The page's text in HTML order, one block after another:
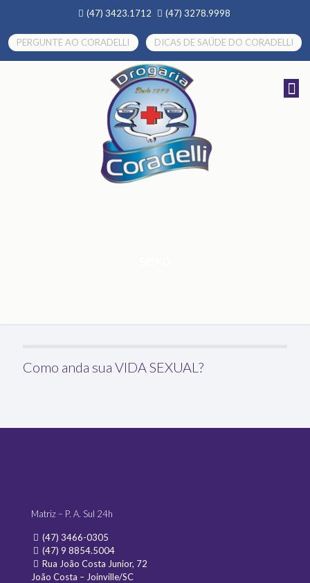
(47) 3423.1712 (47) 3278.9998
PERGUNTE AO CORADELLI DICAS DE SAÚDE DO CORADELLI
Como anda sua VIDA SEXUAL?
Matriz – P. A. Sul 24h
(47) 3466-0305
(47) 9 8854.5004
Rua João Costa Junior, 72
João Costa – Joinville/SC